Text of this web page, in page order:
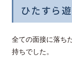
ひたすら
全ての面接に落ち
持ちでした。